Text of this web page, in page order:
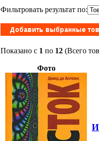
Фильтровать результат по:
Показано с 1 по 12 (Всего
Фото